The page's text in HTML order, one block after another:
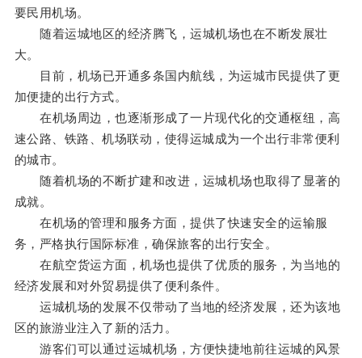
要民用机场。
随着运城地区的经济腾飞，运城机场也在不断发展壮
大。
目前，机场已开通多条国内航线，为运城市民提供了更
加便捷的出行方式。
在机场周边，也逐渐形成了一片现代化的交通枢纽，高
速公路、铁路、机场联动，使得运城成为一个出行非常便利
的城市。
随着机场的不断扩建和改进，运城机场也取得了显著的
成就。
在机场的管理和服务方面，提供了快速安全的运输服
务，严格执行国际标准，确保旅客的出行安全。
在航空货运方面，机场也提供了优质的服务，为当地的
经济发展和对外贸易提供了便利条件。
运城机场的发展不仅带动了当地的经济发展，还为该地
区的旅游业注入了新的活力。
游客们可以通过运城机场，方便快捷地前往运城的风景